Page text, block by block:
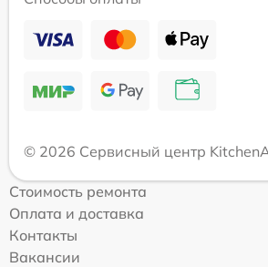
© 2026 Сервисный центр
Стоимость ремонта
Оплата и доставка
Контакты
Вакансии